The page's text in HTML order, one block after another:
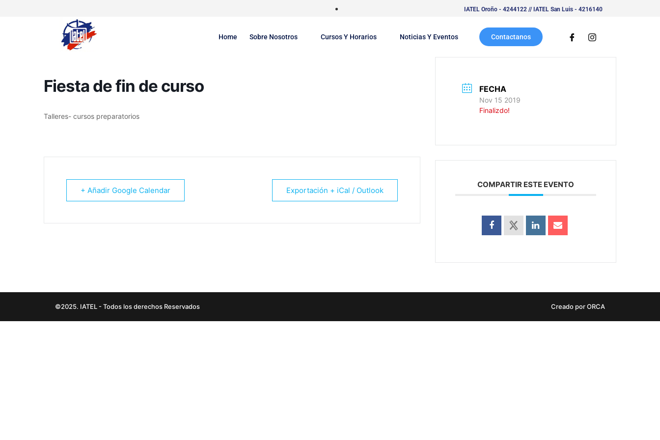
IATEL Oroño - 4244122 // IATEL San Luis - 4216140
Home Sobre Nosotros Cursos Y Horarios Noticias Y Eventos Contactanos
Fiesta de fin de curso
Talleres- cursos preparatorios
+ Añadir Google Calendar Exportación + iCal / Outlook
FECHA
Nov 15 2019
Finalizdo!
COMPARTIR ESTE EVENTO
©2025. IATEL - Todos los derechos Reservados Creado por ORCA